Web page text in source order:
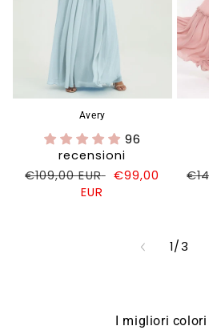
Avery
96
recensioni
Prezzo
€109,00 EUR
Prezzo
€99,00
EUR
1/
su3
I migliori